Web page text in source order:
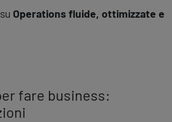
Operations fluide, ottimizzate e
fare business: